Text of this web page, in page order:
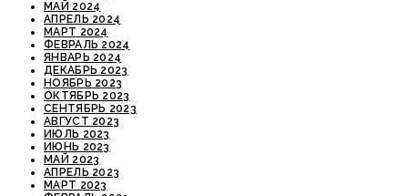
МАЙ 2024
АПРЕЛЬ 2024
МАРТ 2024
ФЕВРАЛЬ 2024
ЯНВАРЬ 2024
ДЕКАБРЬ 2023
НОЯБРЬ 2023
ОКТЯБРЬ 2023
СЕНТЯБРЬ 2023
АВГУСТ 2023
ИЮЛЬ 2023
ИЮНЬ 2023
МАЙ 2023
АПРЕЛЬ 2023
МАРТ 2023